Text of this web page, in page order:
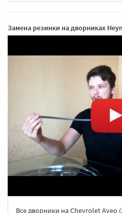
Замена резинки на дворниках
Все дворники на Chevrolet Aveo